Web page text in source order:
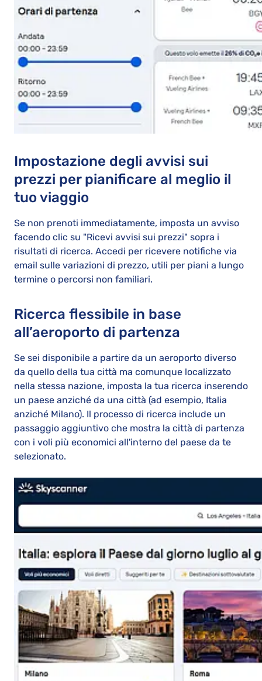
Impostazione degli avvisi sui
prezzi per pianificare al meglio il
tuo viaggio
Se non prenoti immediatamente, imposta un avviso
facendo clic su "Ricevi avvisi sui prezzi" sopra i
risultati di ricerca. Accedi per ricevere notifiche via
email sulle variazioni di prezzo, utili per piani a lungo
termine o percorsi non familiari.
Ricerca flessibile in base
all’aeroporto di partenza
Se sei disponibile a partire da un aeroporto diverso
da quello della tua città ma comunque localizzato
nella stessa nazione, imposta la tua ricerca inserendo
un paese anziché da una città (ad esempio, Italia
anziché Milano). Il processo di ricerca include un
passaggio aggiuntivo che mostra la città di partenza
con i voli più economici all'interno del paese da te
selezionato.